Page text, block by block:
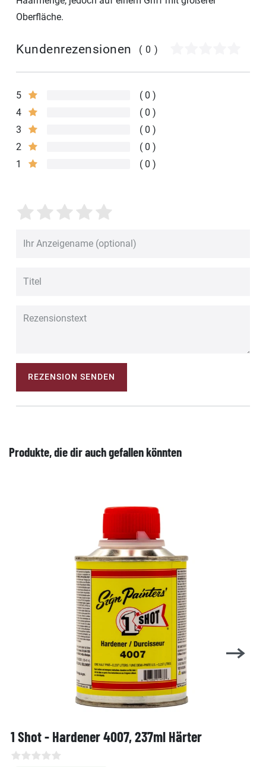
Oberfläche.
Kundenrezensionen (0)
5
0
4
0
3
0
2
0
1
0
REZENSION SENDEN
Produkte, die dir auch gefallen könnten
1 Shot - Hardener 4007, 237ml Härter